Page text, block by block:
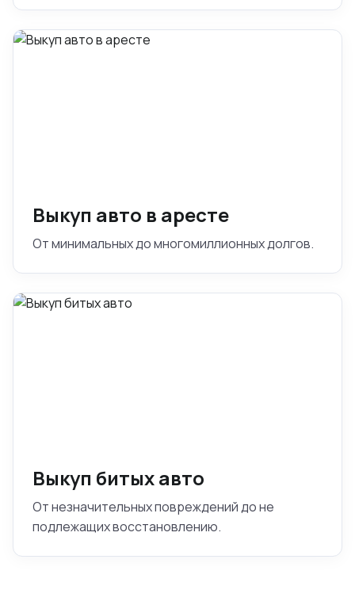
Выкуп авто в аресте
От минимальных до многомиллионных долгов.
Выкуп битых авто
От незначительных повреждений до не
подлежащих восстановлению.